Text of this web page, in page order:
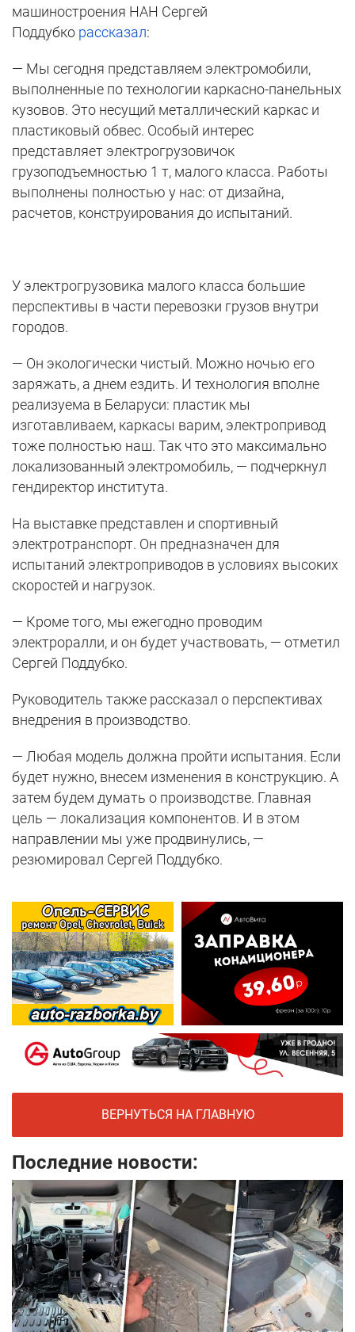
машиностроения НАН Сергей
Поддубко рассказал:
— Мы сегодня представляем электромобили,
выполненные по технологии каркасно-панельных
кузовов. Это несущий металлический каркас и
пластиковый обвес. Особый интерес
представляет электрогрузовичок
грузоподъемностью 1 т, малого класса. Работы
выполнены полностью у нас: от дизайна,
расчетов, конструирования до испытаний.
У электрогрузовика малого класса большие
перспективы в части перевозки грузов внутри
городов.
— Он экологически чистый. Можно ночью его
заряжать, а днем ездить. И технология вполне
реализуема в Беларуси: пластик мы
изготавливаем, каркасы варим, электропривод
тоже полностью наш. Так что это максимально
локализованный электромобиль, — подчеркнул
гендиректор института.
На выставке представлен и спортивный
электротранспорт. Он предназначен для
испытаний электроприводов в условиях высоких
скоростей и нагрузок.
— Кроме того, мы ежегодно проводим
электроралли, и он будет участвовать, — отметил
Сергей Поддубко.
Руководитель также рассказал о перспективах
внедрения в производство.
— Любая модель должна пройти испытания. Если
будет нужно, внесем изменения в конструкцию. А
затем будем думать о производстве. Главная
цель — локализация компонентов. И в этом
направлении мы уже продвинулись, —
резюмировал Сергей Поддубко.
ВЕРНУТЬСЯ НА ГЛАВНУЮ
Последние новости: